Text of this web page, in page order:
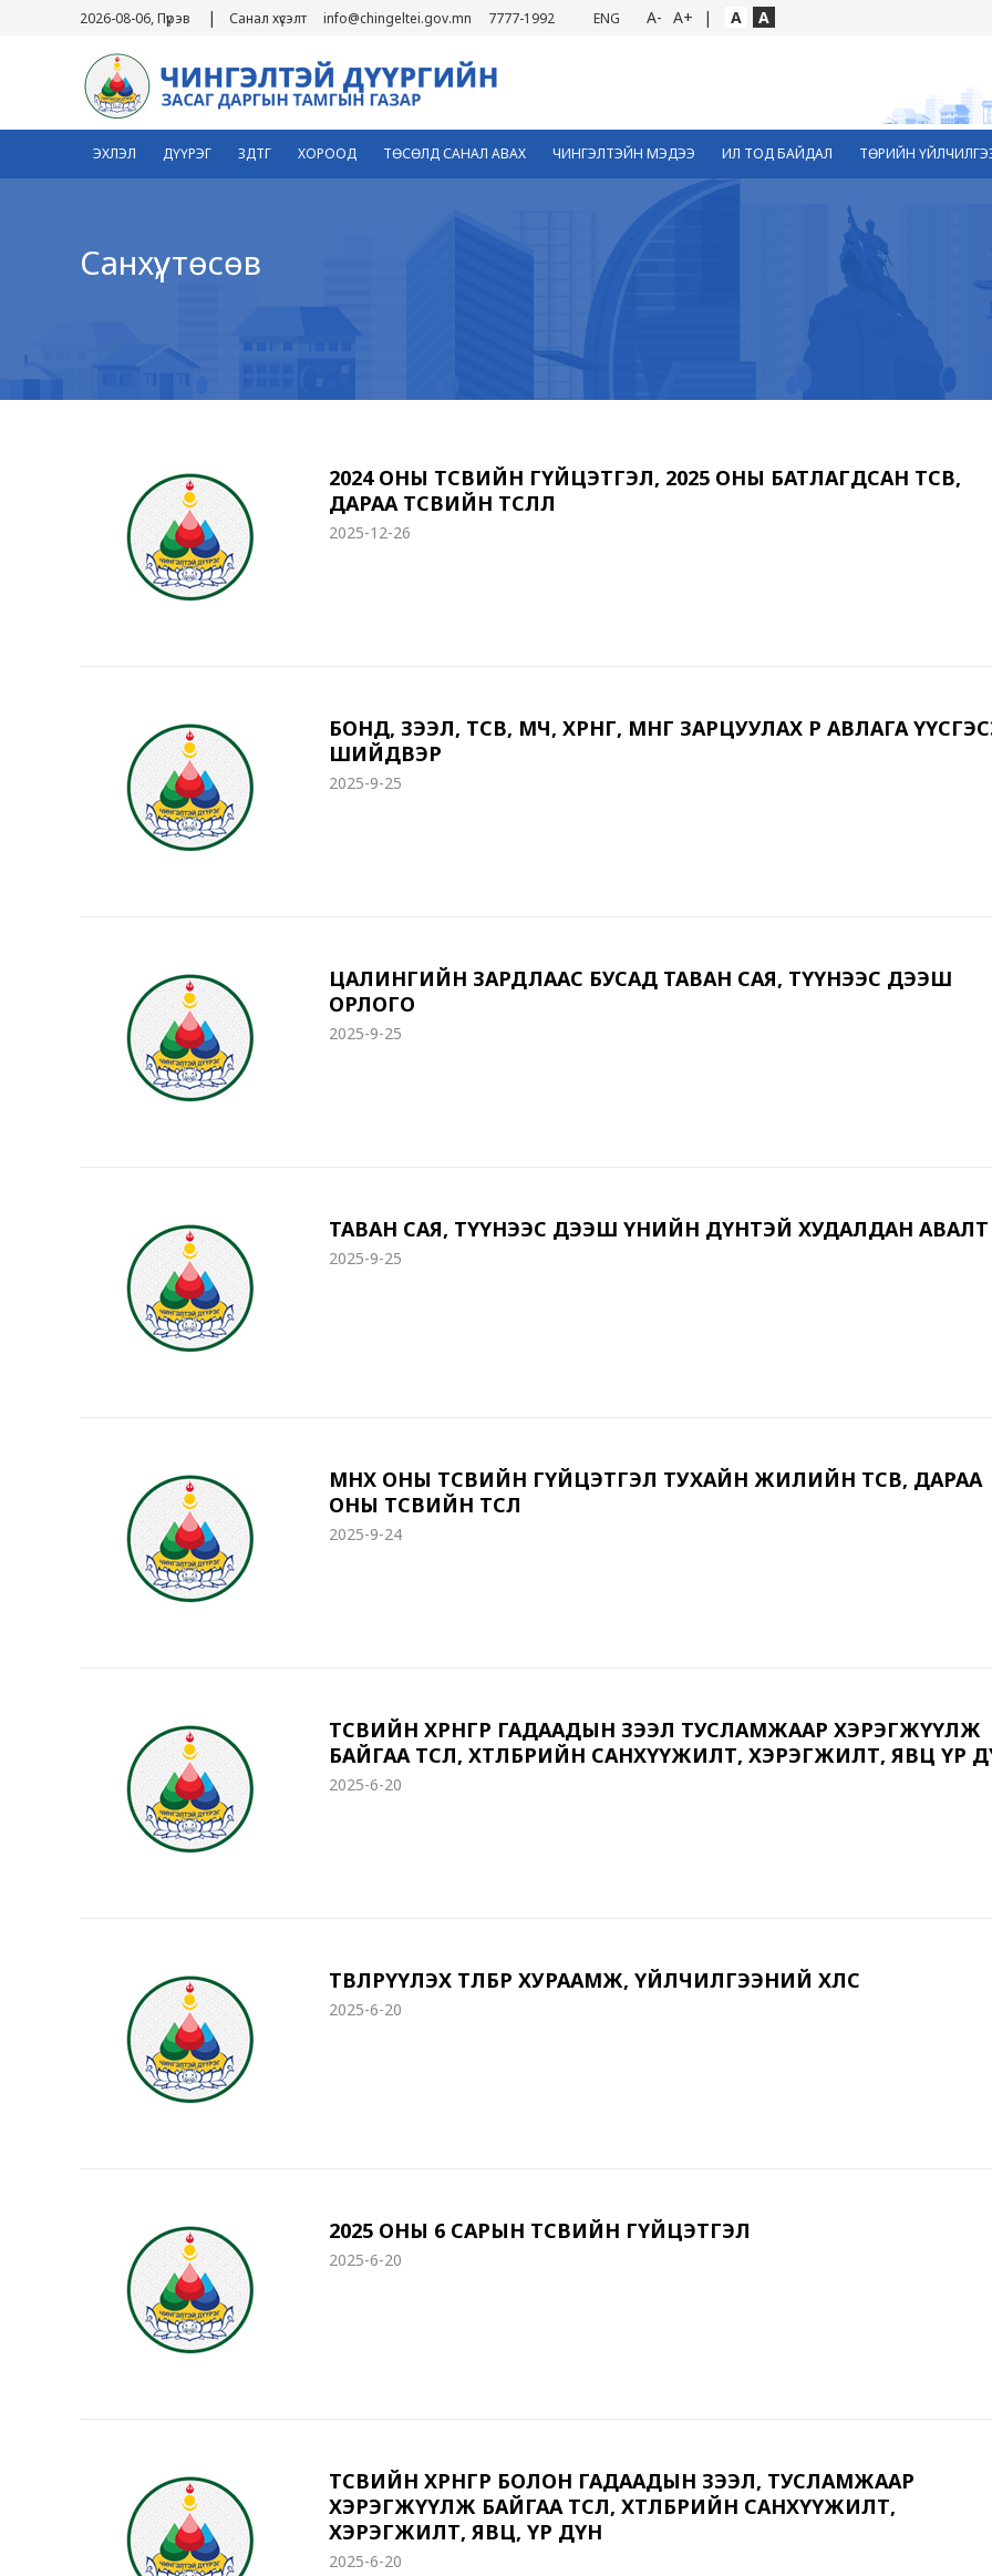
2026-08-06, Пүрэв | Санал хүсэлт info@chingeltei.gov.mn 7777-1992 ENG A- A+ | A A
ЭХЛЭЛ ДҮҮРЭГ ЗДТГ ХОРООД ТӨСӨЛД САНАЛ АВАХ ЧИНГЭЛТЭЙН МЭДЭЭ ИЛ ТОД БАЙДАЛ ТӨРИЙН
Санхүү, төсөв
2024 ОНЫ ТӨСВИЙН ГҮЙЦЭТГЭЛ, 2025 ОНЫ БАТЛАГДСАН ТӨСӨВ,
ДАРАА ТӨСВИЙН ТӨСӨӨЛӨЛ
2025-12-26
БОНД, ЗЭЭЛ, ТӨСӨВ, ӨМЧ, ХӨРӨНГӨ, МӨНГӨ ЗАРЦУУЛАХ ӨР АВЛАГА
ШИЙДВЭР
2025-9-25
ЦАЛИНГИЙН ЗАРДЛААС БУСАД ТАВАН САЯ, ТҮҮНЭЭС ДЭЭШ
ОРЛОГО
2025-9-25
ТАВАН САЯ, ТҮҮНЭЭС ДЭЭШ ҮНИЙН ДҮНТЭЙ ХУДАЛДАН АВАЛТ
2025-9-25
ӨМНӨХ ОНЫ ТӨСВИЙН ГҮЙЦЭТГЭЛ ТУХАЙН ЖИЛИЙН ТӨСӨВ, ДАРАА
ОНЫ ТӨСВИЙН ТӨСӨЛ
2025-9-24
ТӨСВИЙН ХӨРӨНГӨӨР ГАДААДЫН ЗЭЭЛ ТУСЛАМЖААР ХЭРЭГЖҮҮЛЖ
БАЙГАА ТӨСӨЛ, ХӨТӨЛБӨРИЙН САНХҮҮЖИЛТ, ХЭРЭГЖИЛТ, ЯВЦ ҮР
2025-6-20
ТӨВЛӨРҮҮЛЭХ ТӨЛБӨР ХУРААМЖ, ҮЙЛЧИЛГЭЭНИЙ ХӨЛС
2025-6-20
2025 ОНЫ 6 САРЫН ТӨСВИЙН ГҮЙЦЭТГЭЛ
2025-6-20
ТӨСВИЙН ХӨРӨНГӨӨР БОЛОН ГАДААДЫН ЗЭЭЛ, ТУСЛАМЖААР
ХЭРЭГЖҮҮЛЖ БАЙГАА ТӨСӨЛ, ХӨТӨЛБӨРИЙН САНХҮҮЖИЛТ,
ХЭРЭГЖИЛТ, ЯВЦ, ҮР ДҮН
2025-6-20